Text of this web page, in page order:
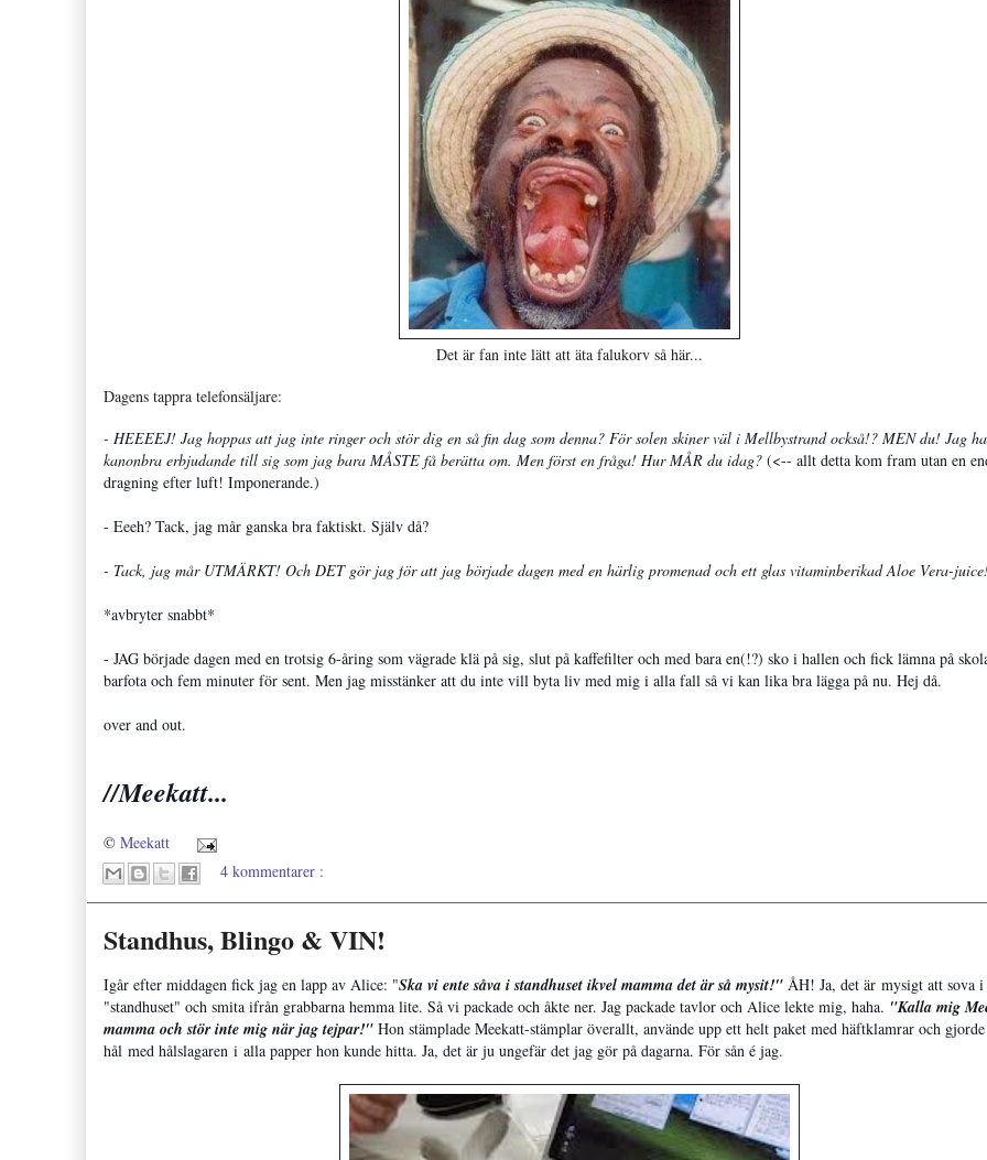
Det är fan inte lätt att äta falukorv så här...
Dagens tappra telefonsäljare:
- HEEEEJ! Jag hoppas att jag inte ringer och stör dig en så fin dag som denna? För solen skiner väl i Mellbystrand också!? MEN du! Jag
kanonbra erbjudande till sig som jag bara MÅSTE få berätta om. Men först en fråga! Hur MÅR du idag? (<-- allt detta kom fram utan en
dragning efter luft! Imponerande.)
- Eeeh? Tack, jag mår ganska bra faktiskt. Själv då?
- Tack, jag mår UTMÄRKT! Och DET gör jag för att jag började dagen med en härlig promenad och ett glas vitaminberikad Aloe Vera-
*avbryter snabbt*
- JAG började dagen med en trotsig 6-åring som vägrade klä på sig, slut på kaffefilter och med bara en(!?) sko i hallen och fick lämna på
barfota och fem minuter för sent. Men jag misstänker att du inte vill byta liv med mig i alla fall så vi kan lika bra lägga på nu. Hej då.
over and out.
//Meekatt...
© Meekatt
4 kommentarer :
Standhus, Blingo & VIN!
Igår efter middagen fick jag en lapp av Alice: "Ska vi ente såva i standhuset ikvel mamma det är så mysit!" ÅH! Ja, det är mysigt att sova i
"standhuset" och smita ifrån grabbarna hemma lite. Så vi packade och åkte ner. Jag packade tavlor och Alice lekte mig, haha. "Kalla mig
mamma och stör inte mig när jag tejpar!" Hon stämplade Meekatt-stämplar överallt, använde upp ett helt paket med häftklamrar och gjorde
hål med hålslagaren i alla papper hon kunde hitta. Ja, det är ju ungefär det jag gör på dagarna. För sån é jag.